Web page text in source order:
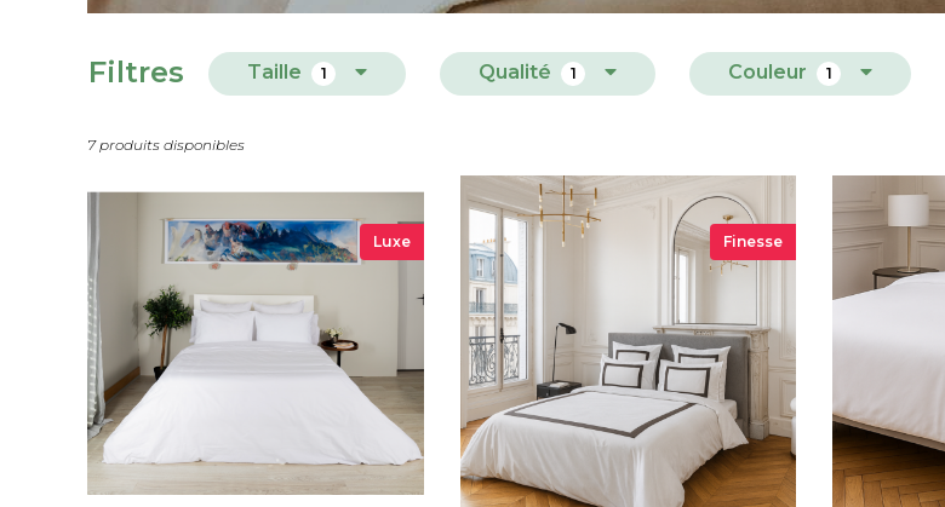
Filtres Taille 1 Qualité 1 Couleur 1
7 produits disponibles
Luxe Finesse